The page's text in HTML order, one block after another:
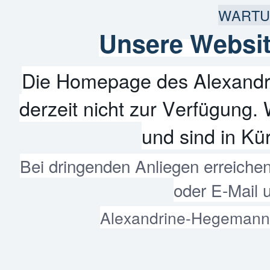
Unsere
Die Homepage des
derzeit nicht zur Verfügung.
und sind in
Bei dringenden Anliegen
oder E-Mail
Alexandrine-